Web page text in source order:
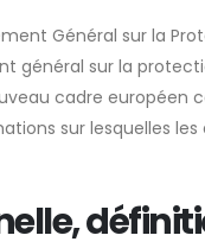
Général sur la
général sur la
cadre européen
sur lesquelles